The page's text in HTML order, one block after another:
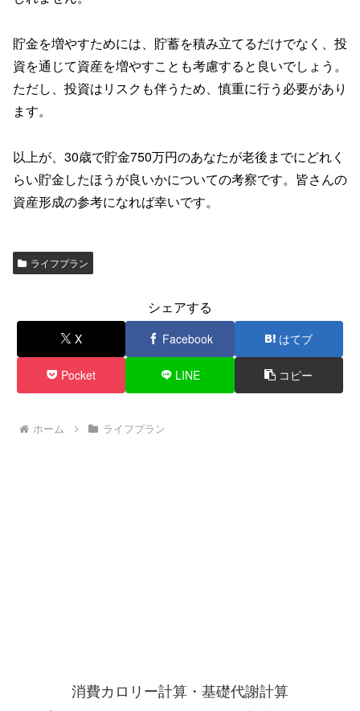
貯金を増やすためには、貯蓄を積み立てるだけでなく、投
資を通じて資産を増やすことも考慮すると良いでしょう。
ただし、投資はリスクも伴うため、慎重に行う必要があり
ます。
以上が、30歳で貯金750万円のあなたが老後までにどれく
らい貯金したほうが良いかについての考察です。皆さんの
資産形成の参考になれば幸いです。
ライフプラン
シェアする
X Facebook はてブ
Pocket LINE コピー
ホーム ライフプラン
消費カロリー計算・基礎代謝計算